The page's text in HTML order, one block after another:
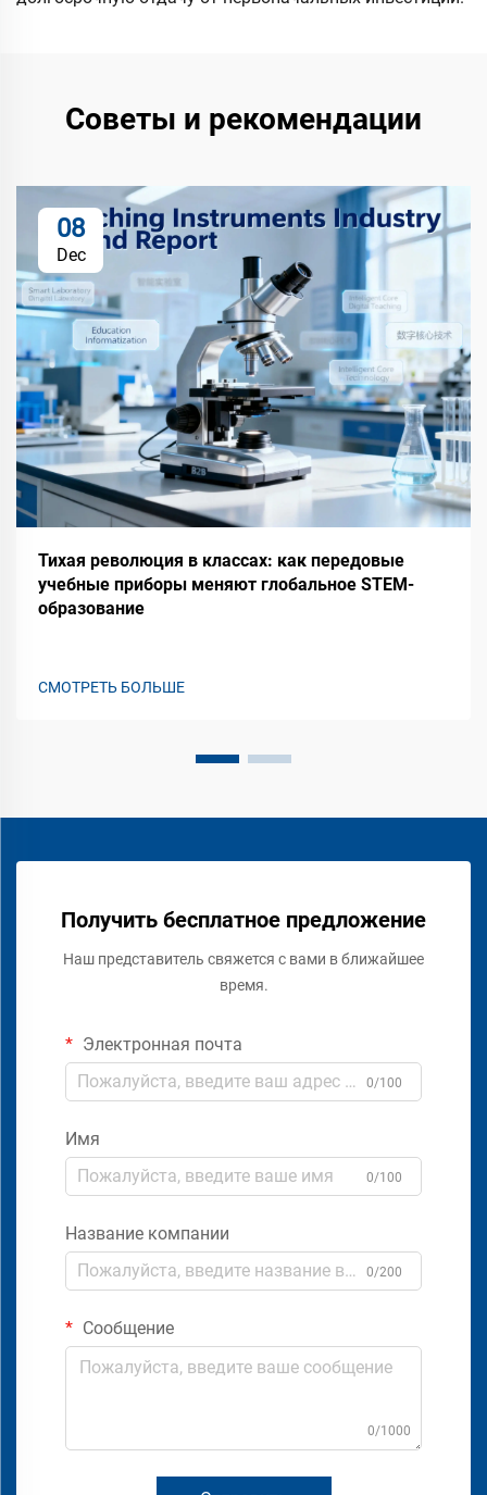
Советы и рекомендации
08
Dec
Тихая революция в классах: как передовые
учебные приборы меняют глобальное STEM-
образование
СМОТРЕТЬ БОЛЬШЕ
Получить бесплатное предложение
Наш представитель свяжется с вами в ближайшее
время.
Электронная почта
0/100
Имя
0/100
Название компании
0/200
Сообщение
0/1000